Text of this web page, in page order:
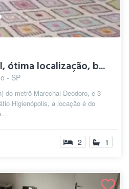
ótima localização, b...
- SP
do metrô Marechal Deodoro, e 3
Higienópolis, a locação é do
2 1